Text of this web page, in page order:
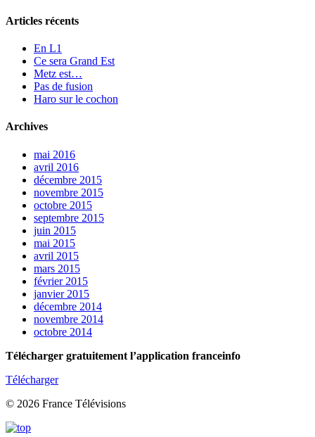
Articles récents
En L1
Ce sera Grand Est
Metz est…
Pas de fusion
Haro sur le cochon
Archives
mai 2016
avril 2016
décembre 2015
novembre 2015
octobre 2015
septembre 2015
juin 2015
mai 2015
avril 2015
mars 2015
février 2015
janvier 2015
décembre 2014
novembre 2014
octobre 2014
Télécharger gratuitement l’application franceinfo
Télécharger
© 2026 France Télévisions